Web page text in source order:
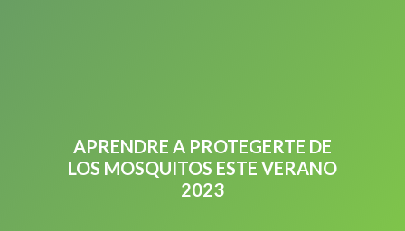
APRENDRE A PROTEGERTE DE
LOS MOSQUITOS ESTE VERANO
2023